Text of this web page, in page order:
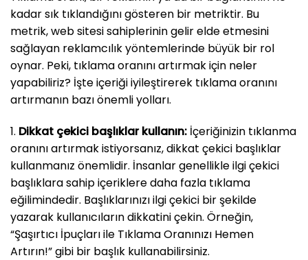
kadar sık tıklandığını gösteren bir metriktir. Bu
metrik, web sitesi sahiplerinin gelir elde etmesini
sağlayan reklamcılık yöntemlerinde büyük bir rol
oynar. Peki, tıklama oranını artırmak için neler
yapabiliriz? İşte içeriği iyileştirerek tıklama oranını
artırmanın bazı önemli yolları.
1. Dikkat çekici başlıklar kullanın: İçeriğinizin tıklanma
oranını artırmak istiyorsanız, dikkat çekici başlıklar
kullanmanız önemlidir. İnsanlar genellikle ilgi çekici
başlıklara sahip içeriklere daha fazla tıklama
eğilimindedir. Başlıklarınızı ilgi çekici bir şekilde
yazarak kullanıcıların dikkatini çekin. Örneğin,
“Şaşırtıcı İpuçları ile Tıklama Oranınızı Hemen
Artırın!” gibi bir başlık kullanabilirsiniz.